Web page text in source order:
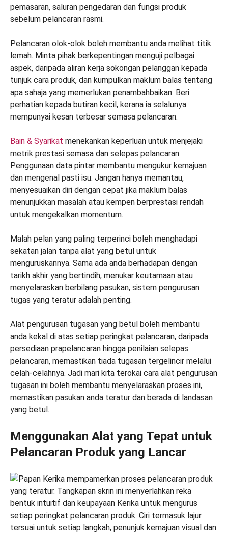
pemasaran, saluran pengedaran dan fungsi produk
sebelum pelancaran rasmi.
Pelancaran olok-olok boleh membantu anda melihat titik
lemah. Minta pihak berkepentingan menguji pelbagai
aspek, daripada aliran kerja sokongan pelanggan kepada
tunjuk cara produk, dan kumpulkan maklum balas tentang
apa sahaja yang memerlukan penambahbaikan. Beri
perhatian kepada butiran kecil, kerana ia selalunya
mempunyai kesan terbesar semasa pelancaran.
Bain & Syarikat menekankan keperluan untuk menjejaki
metrik prestasi semasa dan selepas pelancaran.
Penggunaan data pintar membantu mengukur kemajuan
dan mengenal pasti isu. Jangan hanya memantau,
menyesuaikan diri dengan cepat jika maklum balas
menunjukkan masalah atau kempen berprestasi rendah
untuk mengekalkan momentum.
Malah pelan yang paling terperinci boleh menghadapi
sekatan jalan tanpa alat yang betul untuk
menguruskannya. Sama ada anda berhadapan dengan
tarikh akhir yang bertindih, menukar keutamaan atau
menyelaraskan berbilang pasukan, sistem pengurusan
tugas yang teratur adalah penting.
Alat pengurusan tugasan yang betul boleh membantu
anda kekal di atas setiap peringkat pelancaran, daripada
persediaan prapelancaran hingga penilaian selepas
pelancaran, memastikan tiada tugasan tergelincir melalui
celah-celahnya. Jadi mari kita terokai cara alat pengurusan
tugasan ini boleh membantu menyelaraskan proses ini,
memastikan pasukan anda teratur dan berada di landasan
yang betul.
Menggunakan Alat yang Tepat untuk
Pelancaran Produk yang Lancar